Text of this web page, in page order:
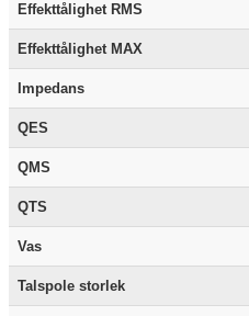
Effekttålighet RMS
Effekttålighet MAX
Impedans
QES
QMS
QTS
Vas
Talspole storlek